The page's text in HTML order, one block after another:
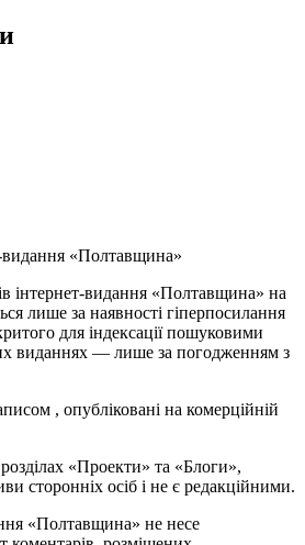
«Полтавщина»
інтернет-видання «Полтавщина» на
лише за наявності гіперпосилання
для індексації пошуковими
виданнях — лише за погодженням з
, опубліковані на комерційній
«Проекти» та «Блоги»,
сторонніх осіб і не є редакційними.
«Полтавщина» не несе